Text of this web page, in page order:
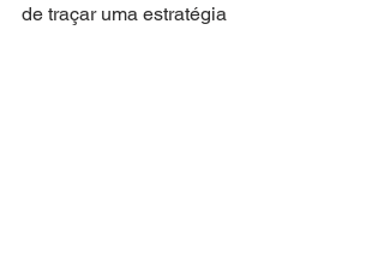
de traçar uma estratégia